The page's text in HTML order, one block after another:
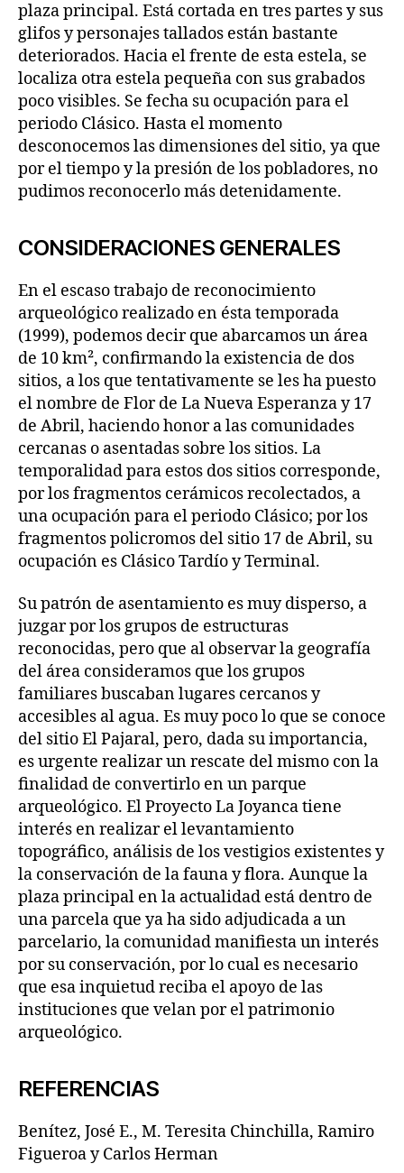
plaza principal. Está cortada en tres partes y sus
glifos y personajes tallados están bastante
deteriorados. Hacia el frente de esta estela, se
localiza otra estela pequeña con sus grabados
poco visibles. Se fecha su ocupación para el
periodo Clásico. Hasta el momento
desconocemos las dimensiones del sitio, ya que
por el tiempo y la presión de los pobladores, no
pudimos reconocerlo más detenidamente.
CONSIDERACIONES GENERALES
En el escaso trabajo de reconocimiento
arqueológico realizado en ésta temporada
(1999), podemos decir que abarcamos un área
de 10 km², confirmando la existencia de dos
sitios, a los que tentativamente se les ha puesto
el nombre de Flor de La Nueva Esperanza y 17
de Abril, haciendo honor a las comunidades
cercanas o asentadas sobre los sitios. La
temporalidad para estos dos sitios corresponde,
por los fragmentos cerámicos recolectados, a
una ocupación para el periodo Clásico; por los
fragmentos policromos del sitio 17 de Abril, su
ocupación es Clásico Tardío y Terminal.
Su patrón de asentamiento es muy disperso, a
juzgar por los grupos de estructuras
reconocidas, pero que al observar la geografía
del área consideramos que los grupos
familiares buscaban lugares cercanos y
accesibles al agua. Es muy poco lo que se conoce
del sitio El Pajaral, pero, dada su importancia,
es urgente realizar un rescate del mismo con la
finalidad de convertirlo en un parque
arqueológico. El Proyecto La Joyanca tiene
interés en realizar el levantamiento
topográfico, análisis de los vestigios existentes y
la conservación de la fauna y flora. Aunque la
plaza principal en la actualidad está dentro de
una parcela que ya ha sido adjudicada a un
parcelario, la comunidad manifiesta un interés
por su conservación, por lo cual es necesario
que esa inquietud reciba el apoyo de las
instituciones que velan por el patrimonio
arqueológico.
REFERENCIAS
Benítez, José E., M. Teresita Chinchilla, Ramiro
Figueroa y Carlos Herman